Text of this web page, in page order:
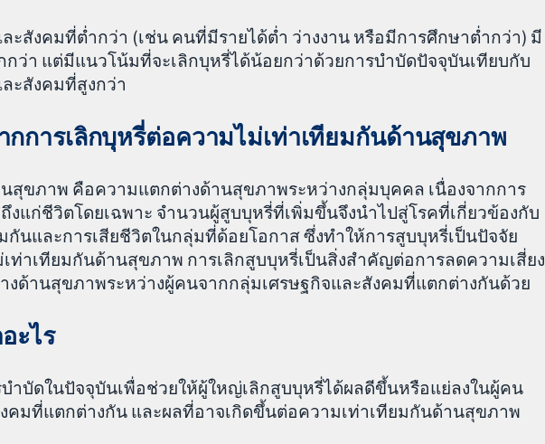
ะสังคมที่ต่ำกว่า (เช่น คนที่มีรายได้ต่ำ ว่างงาน หรือมีการศึกษาต่ำกว่า) มี
ว่า แต่มีแนวโน้มที่จะเลิกบุหรี่ได้น้อยกว่าด้วยการบำบัดปัจจุบันเทียบกับ
ะสังคมที่สูงกว่า
กการเลิกบุหรี่ต่อความไม่เท่าเทียมกันด้านสุขภาพ
สุขภาพ คือความแตกต่างด้านสุขภาพระหว่างกลุ่มบุคคล เนื่องจากการ
งแก่ชีวิตโดยเฉพาะ จำนวนผู้สูบบุหรี่ที่เพิ่มขึ้นจึงนำไปสู่โรคที่เกี่ยวข้องกับ
กันและการเสียชีวิตในกลุ่มที่ด้อยโอกาส ซึ่งทำให้การสูบบุหรี่เป็นปัจจัย
ท่าเทียมกันด้านสุขภาพ การเลิกสูบบุหรี่เป็นสิ่งสำคัญต่อการลดความเสี่ยง
งด้านสุขภาพระหว่างผู้คนจากกลุ่มเศรษฐกิจและสังคมที่แตกต่างกันด้วย
ะไร
บำบัดในปัจจุบันเพื่อช่วยให้ผู้ใหญ่เลิกสูบบุหรี่ได้ผลดีขึ้นหรือแย่ลงในผู้คน
คมที่แตกต่างกัน และผลที่อาจเกิดขึ้นต่อความเท่าเทียมกันด้านสุขภาพ